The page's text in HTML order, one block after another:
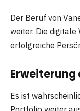
Der Beruf von
weiter. Die
erfolgreiche
Erweiterung
Es ist